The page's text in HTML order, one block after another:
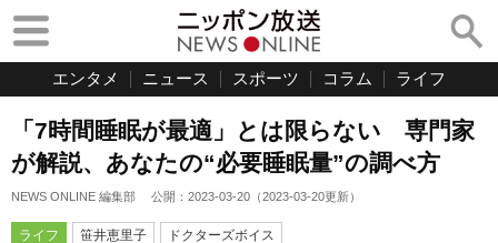
エンタメ ニュース スポーツ コラム ライフ
「7時間睡眠が最適」とは限らない 専門家
が解説、あなたの“必要睡眠量”の調べ方
NEWS ONLINE 編集部 公開： 2023-03-20 （2023-03-20更新）
ライフ 笹井恵里子 ドクターズボイス